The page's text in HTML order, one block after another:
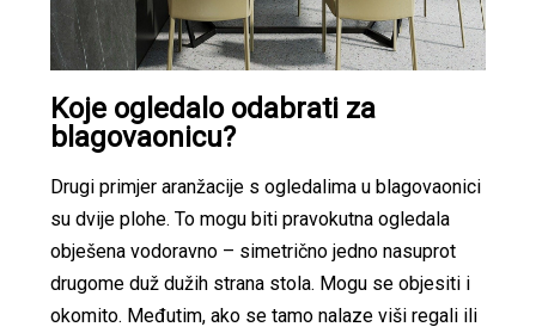
Koje ogledalo odabrati za
blagovaonicu?
Drugi primjer aranžacije s ogledalima u blagovaonici
su dvije plohe. To mogu biti pravokutna ogledala
obješena vodoravno – simetrično jedno nasuprot
drugome duž dužih strana stola. Mogu se objesiti i
okomito. Međutim, ako se tamo nalaze viši regali ili